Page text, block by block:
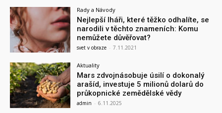
Rady a Návody
Nejlepší lháři, které těžko odhalíte, se
narodili v těchto znameních: Komu
nemůžete důvěřovat?
svet v obraze - 7.11.2021
Aktuality
Mars zdvojnásobuje úsilí o dokonalý
arašíd, investuje 5 milionů dolarů do
průkopnické zemědělské vědy
admin - 6.11.2025